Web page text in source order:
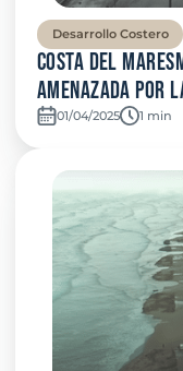
Desarrollo Costero
Costa del
amenazada por
01/04/2025 Temps
1 min